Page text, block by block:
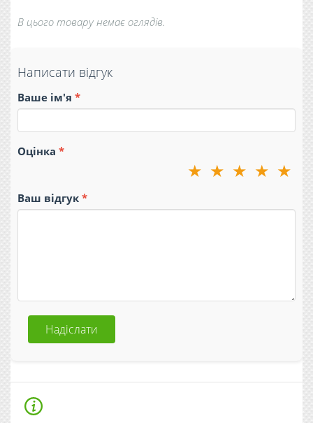
В цього товару немає оглядів.
Написати відгук
Ваше ім'я
Оцінка
★
★
★
★
★
Ваш відгук
Надіслати